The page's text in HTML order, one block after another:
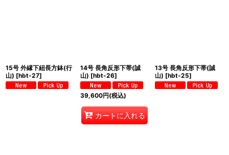
15号 外縁下紐長方鉢(行
山) [hbt-27]
14号 長角反形下帯(誠
山) [hbt-26]
39,600円(税込)
カートに入れる
13号 長角反形下帯(誠
山) [hbt-25]